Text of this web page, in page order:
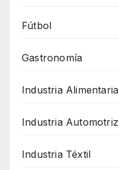
Fútbol
Gastronomía
Industria Alimentaria
Industria Automotriz
Industria Téxtil